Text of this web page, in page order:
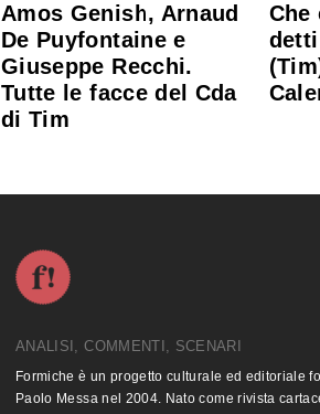
Amos Genish, Arnaud
De Puyfontaine e
Giuseppe Recchi.
Tutte le facce del Cda
di Tim
Che
ANALISI, COMMENTI, SCENARI
Formiche è un progetto culturale ed editoriale
Paolo Messa nel 2004. Nato come rivista